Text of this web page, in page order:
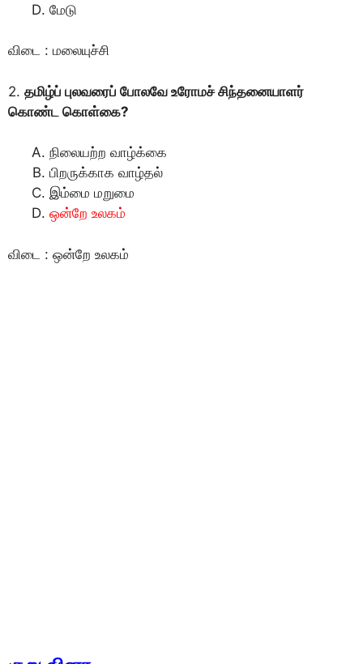
மேடு
விடை : மலையுச்சி
2. தமிழ்ப் புலவரைப் போலவே உரோமச் சிந்தனையாளர்
கொண்ட கொள்கை?
நிலையற்ற வாழ்க்கை
பிறருக்காக வாழ்தல்
இம்மை மறுமை
ஒன்றே உலகம்
விடை : ஒன்றே உலகம்